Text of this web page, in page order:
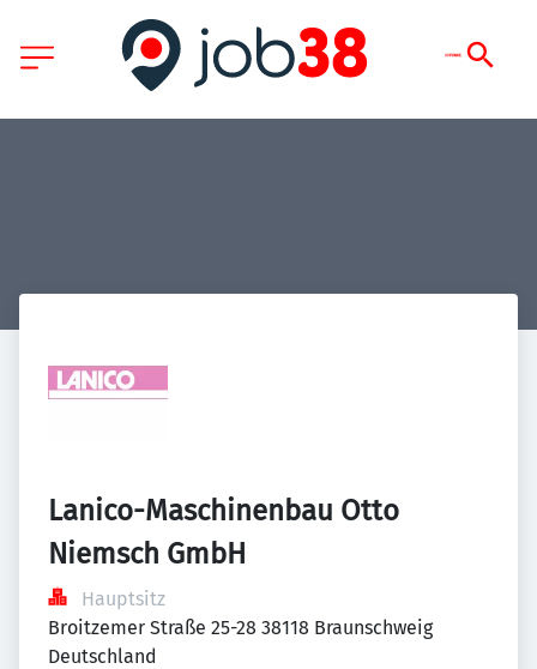
Lanico-Maschinenbau Otto
Niemsch GmbH
Hauptsitz
Broitzemer Straße 25-28 38118 Braunschweig
Deutschland